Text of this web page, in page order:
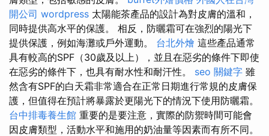
開公司 wordpress 太陽能茶產品的設計為對皮膚的溫和，
同時提供高水平的保護。 相反，防曬霜可在強烈的陽光下
提供保護，例如海灘或戶外運動。 台北外燴 這些產品通常
具有較高的SPF（30歲及以上），並且在惡劣的條件下即使
在惡劣的條件下，也具有耐水性和耐汗性。 seo 關鍵字 雖
然含有SPF的白天霜非常適合在正常日期進行常規的皮膚保
護，但值得在預計將暴露於更陽光下的情況下使用防曬霜。
台中排毒養生館 重要的是要注意，實際的防禦時間可能會
因皮膚類型，活動水平和施用的奶油量等因素而有所不同。